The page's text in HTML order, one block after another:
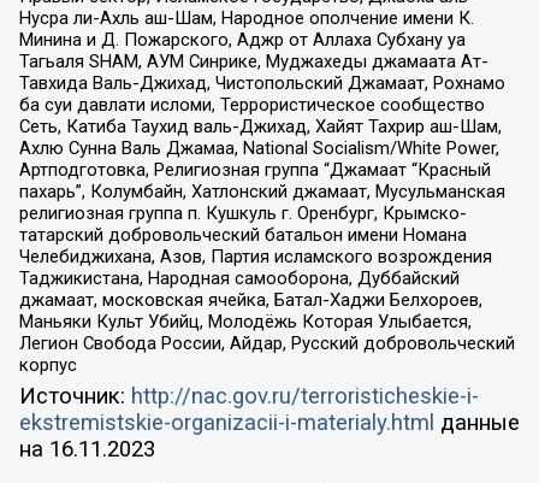
Нусра ли-Ахль аш-Шам, Народное ополчение имени К.
Минина и Д. Пожарского, Аджр от Аллаха Субхану уа
Тагьаля SHAM, АУМ Синрике, Муджахеды джамаата Ат-
Тавхида Валь-Джихад, Чистопольский Джамаат, Рохнамо
ба суи давлати исломи, Террористическое сообщество
Сеть, Катиба Таухид валь-Джихад, Хайят Тахрир аш-Шам,
Ахлю Сунна Валь Джамаа, National Socialism/White Power,
Артподготовка, Религиозная группа “Джамаат “Красный
пахарь”, Колумбайн, Хатлонский джамаат, Мусульманская
религиозная группа п. Кушкуль г. Оренбург, Крымско-
татарский добровольческий батальон имени Номана
Челебиджихана, Азов, Партия исламского возрождения
Таджикистана, Народная самооборона, Дуббайский
джамаат, московская ячейка, Батал-Хаджи Белхороев,
Маньяки Культ Убийц, Молодёжь Которая Улыбается,
Легион Свобода России, Айдар, Русский добровольческий
корпус
Источник: http://nac.gov.ru/terroristicheskie-i-
ekstremistskie-organizacii-i-materialy.html данные
на 16.11.2023